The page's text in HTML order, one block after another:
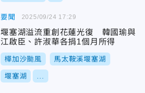
要聞
堰塞湖溢流重創花蓮光復 韓國瑜與
江啟臣、許淑華各捐1個月所得
樺加沙颱風 馬太鞍溪堰塞湖
堰塞湖
2025/09/24 17:29